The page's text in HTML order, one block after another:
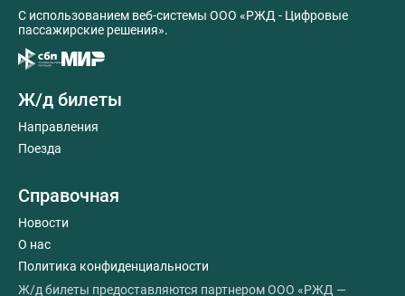
C использованием веб-системы ООО «РЖД - Цифровые
пассажирские решения».
Ж/д билеты
Направления
Поезда
Справочная
Новости
О нас
Политика конфиденциальности
Ж/д билеты предоставляются партнером ООО «РЖД —